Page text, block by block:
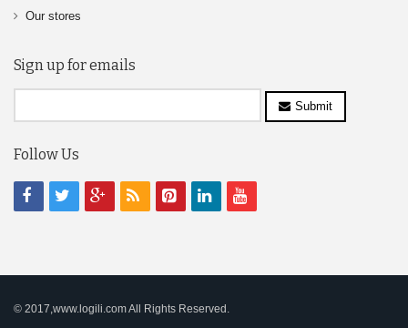
Our stores
Sign up for emails
Submit
Follow Us
© 2017,www.logili.com All Rights Reserved.